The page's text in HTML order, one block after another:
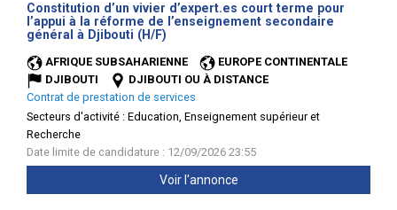
Constitution d’un vivier d’expert.es court terme pour
l’appui à la réforme de l’enseignement secondaire
général à Djibouti (H/F)
AFRIQUE SUBSAHARIENNE
EUROPE CONTINENTALE
DJIBOUTI
DJIBOUTI OU À DISTANCE
Contrat de prestation de services
Secteurs d'activité : Education, Enseignement supérieur et
Recherche
Date limite de candidature : 12/09/2026 23:55
Voir l'annonce